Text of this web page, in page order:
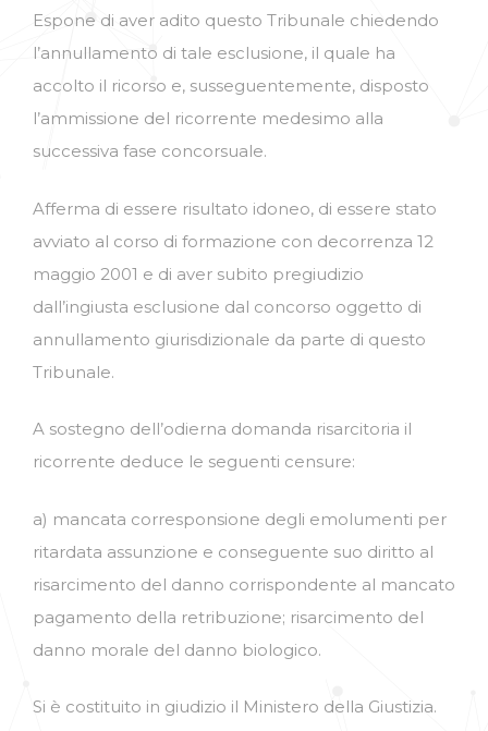
Espone di aver adito questo Tribunale chiedendo
l’annullamento di tale esclusione, il quale ha
accolto il ricorso e, susseguentemente, disposto
l’ammissione del ricorrente medesimo alla
successiva fase concorsuale.
Afferma di essere risultato idoneo, di essere stato
avviato al corso di formazione con decorrenza 12
maggio 2001 e di aver subito pregiudizio
dall’ingiusta esclusione dal concorso oggetto di
annullamento giurisdizionale da parte di questo
Tribunale.
A sostegno dell’odierna domanda risarcitoria il
ricorrente deduce le seguenti censure:
a) mancata corresponsione degli emolumenti per
ritardata assunzione e conseguente suo diritto al
risarcimento del danno corrispondente al mancato
pagamento della retribuzione; risarcimento del
danno morale del danno biologico.
Si è costituito in giudizio il Ministero della Giustizia.